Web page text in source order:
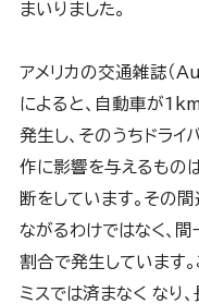
まいりました。
アメリカの交通雑誌
によると、自動車が
発生し、そのうちドラ
作に影響を与えるもの
断をしています。その
ながるわけではなく、
割合で発生しています
ミスでは済まなく なり